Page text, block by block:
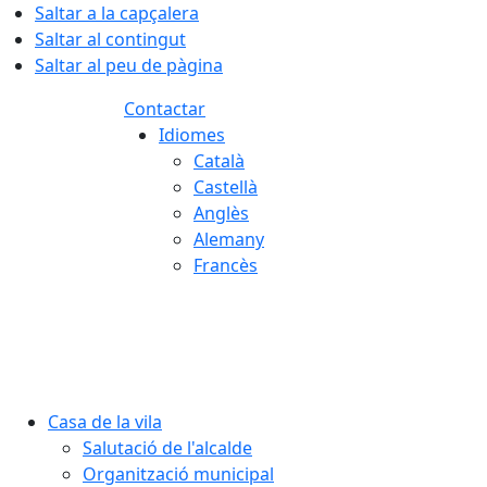
Saltar a la capçalera
Saltar al contingut
Saltar al peu de pàgina
Contactar
Idiomes
Català
Castellà
Anglès
Alemany
Francès
Casa de la vila
Salutació de l'alcalde
Organització municipal